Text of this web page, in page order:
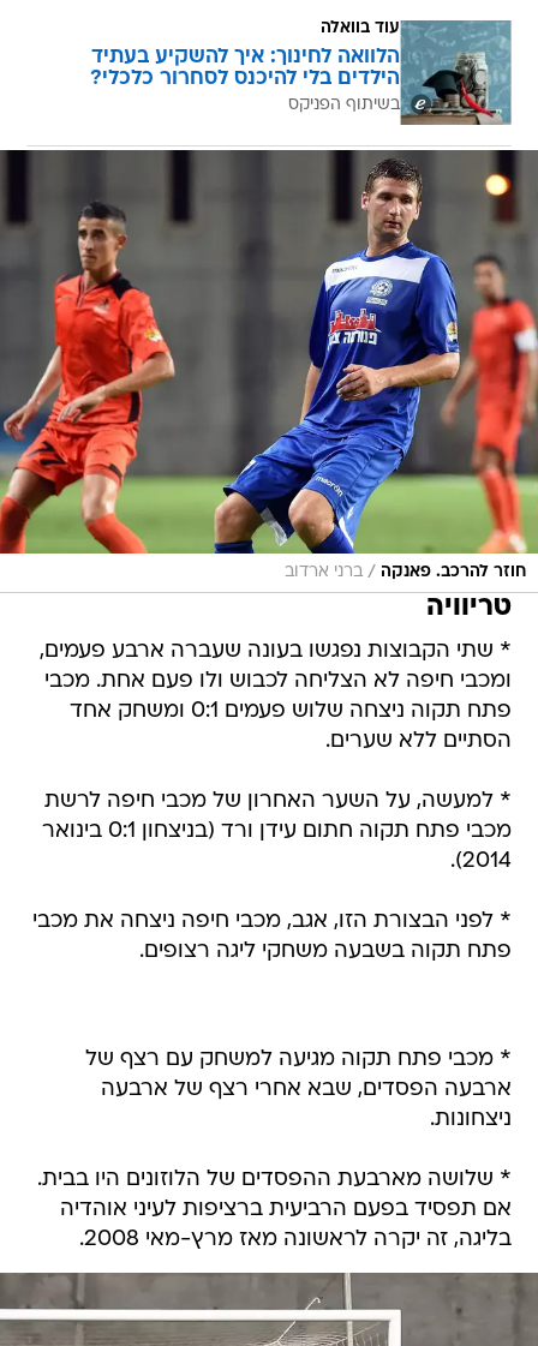
עוד בוואלה
הלוואה לחינוך: איך להשקיע בעתיד
הילדים בלי להיכנס לסחרור כלכלי?
בשיתוף הפניקס
חוזר להרכב. פאנקה / ברני ארדוב
טריוויה
* שתי הקבוצות נפגשו בעונה שעברה ארבע פעמים,
ומכבי חיפה לא הצליחה לכבוש ולו פעם אחת. מכבי
פתח תקוה ניצחה שלוש פעמים 0:1 ומשחק אחד
הסתיים ללא שערים.
* למעשה, על השער האחרון של מכבי חיפה לרשת
מכבי פתח תקוה חתום עידן ורד (בניצחון 0:1 בינואר
2014).
* לפני הבצורת הזו, אגב, מכבי חיפה ניצחה את מכבי
פתח תקוה בשבעה משחקי ליגה רצופים.
* מכבי פתח תקוה מגיעה למשחק עם רצף של
ארבעה הפסדים, שבא אחרי רצף של ארבעה
ניצחונות.
* שלושה מארבעת ההפסדים של הלוזונים היו בבית.
אם תפסיד בפעם הרביעית ברציפות לעיני אוהדיה
בליגה, זה יקרה לראשונה מאז מרץ-מאי 2008.